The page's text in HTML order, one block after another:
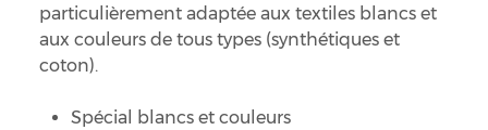
particulièrement adaptée aux textiles blancs et
aux couleurs de tous types (synthétiques et
coton).
Spécial blancs et couleurs